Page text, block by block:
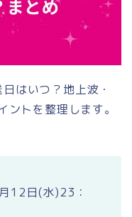
はいつ？地上波・
ントを整理します。
12日(水)23：